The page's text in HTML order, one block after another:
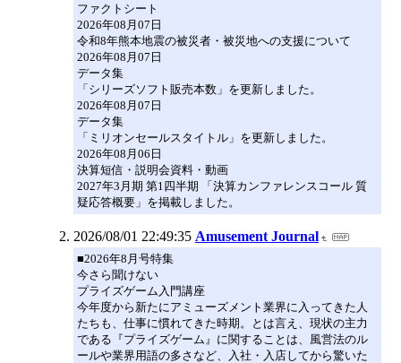
ファクトシート
2026年08月07日
令和8年熊本地震の被災者・被災地への支援について
2026年08月07日
データ集
「シリーズソフト販売本数」を更新しました。
2026年08月07日
データ集
「ミリオンセールスタイトル」を更新しました。
2026年08月06日
決算短信・説明会資料・動画
2027年3月期 第1四半期 「決算カンファレンスコール 質
疑応答概要」を掲載しました。
2026/08/01 22:49:35 Amusement Journal
■2026年8月号特集
今さら聞けない
プライズゲーム入門講座
今年度から新たにアミューズメント業界に入ってきた人
たちも、仕事に慣れてきた時期。とは言え、現状の主力
である『プライズゲーム』に関することは、風営法のル
ールや業界用語の多さなど、入社・入店してから驚いた